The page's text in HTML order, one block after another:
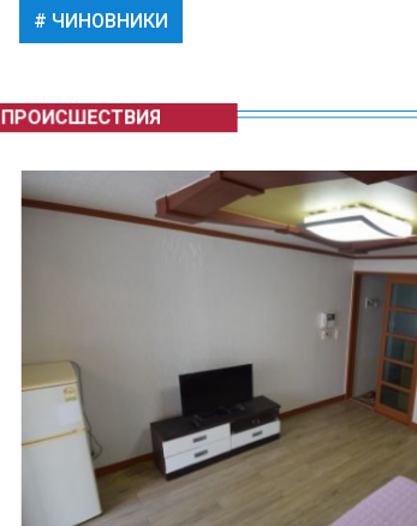
ЧИНОВНИКИ
ПРОИСШЕСТВИЯ